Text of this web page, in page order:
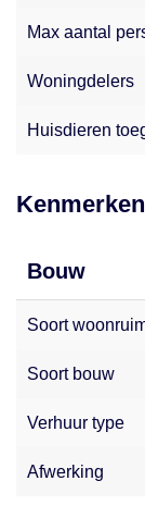
geen rechten
– wij helpen je
Max aantal
Woningdelers
Huisdieren
Kenmerken
Bouw
Soort
Soort bouw
Verhuur type
Afwerking